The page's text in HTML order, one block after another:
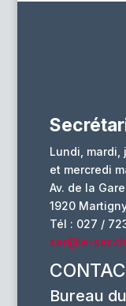
Lundi, mardi,
et mercredi
Av. de la
1920
Tél : 027 /
ser@le-ser.ch
Bureau